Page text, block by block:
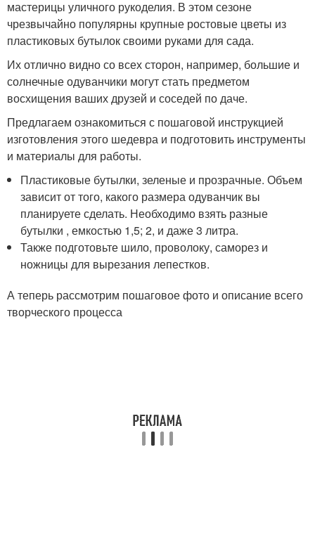
мастерицы уличного рукоделия. В этом сезоне
чрезвычайно популярны крупные ростовые цветы из
пластиковых бутылок своими руками для сада.
Их отлично видно со всех сторон, например, большие и
солнечные одуванчики могут стать предметом
восхищения ваших друзей и соседей по даче.
Предлагаем ознакомиться с пошаговой инструкцией
изготовления этого шедевра и подготовить инструменты
и материалы для работы.
Пластиковые бутылки, зеленые и прозрачные. Объем
зависит от того, какого размера одуванчик вы
планируете сделать. Необходимо взять разные
бутылки , емкостью 1,5; 2, и даже 3 литра.
Также подготовьте шило, проволоку, саморез и
ножницы для вырезания лепестков.
А теперь рассмотрим пошаговое фото и описание всего
творческого процесса